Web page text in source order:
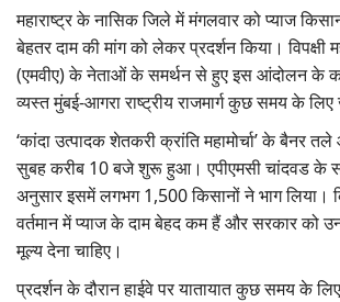
Gallery
National
Latest News
Agriculture Conclave and NACOF
Awards 2022
महाराष्ट्र के नासिक जिले में मंगलवार को प्याज
बेहतर दाम की मांग को लेकर प्रदर्शन किया। विपक्षी
(एमवीए) के नेताओं के समर्थन से हुए इस आंदोलन के
व्यस्त मुंबई-आगरा राष्ट्रीय राजमार्ग कुछ समय के लिए
‘कांदा उत्पादक शेतकरी क्रांति महामोर्चा’ के बैनर
सुबह करीब 10 बजे शुरू हुआ। एपीएमसी चांदवड के
अनुसार इसमें लगभग 1,500 किसानों ने भाग लिया।
वर्तमान में प्याज के दाम बेहद कम हैं और सरकार को
मूल्य देना चाहिए।
प्रदर्शन के दौरान हाईवे पर यातायात कुछ समय के